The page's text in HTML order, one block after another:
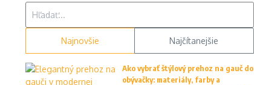
Najnovšie Najčítanejšie
Ako vybrať štýlový prehoz na gauč do
obývačky: materiály, farby a